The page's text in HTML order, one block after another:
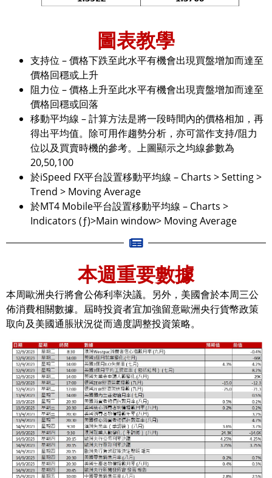
圖表教學
支持位 – 價格下跌至此水平有機會出現買盤增加而達至
價格回穩或上升
阻力位 – 價格上升至此水平有機會出現賣盤增加而達至
價格回穩或回落
移動平均線 – 計算方法是將一段時間內的價格相加，再
得出平均值。除可用作趨勢分析，亦可當作支持/阻力
位以及買賣時機的參考。上圖顯示之均線參數為
20,50,100
於iSpeed FX平台設置移動平均線 – Charts > Setting >
Trend > Moving Average
於MT4 Mobile平台設置移動平均線 – Charts >
Indicators (ƒ)>Main window> Moving Average
本週重要數據
本周歐洲央行將會公佈利率決議。另外，美國會於本周三公
佈消費相關數據。屆時投資者宜加強留意歐洲央行貨幣政策
取向及美國通脹狀況從而適度調整投資策略。